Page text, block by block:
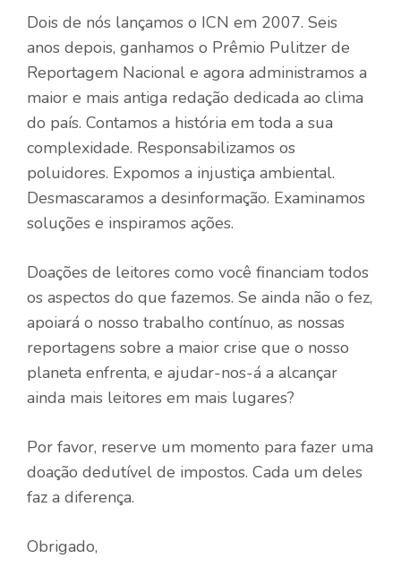
Dois de nós lançamos o ICN em 2007. Seis
anos depois, ganhamos o Prêmio Pulitzer de
Reportagem Nacional e agora administramos a
maior e mais antiga redação dedicada ao clima
do país. Contamos a história em toda a sua
complexidade. Responsabilizamos os
poluidores. Expomos a injustiça ambiental.
Desmascaramos a desinformação. Examinamos
soluções e inspiramos ações.
Doações de leitores como você financiam todos
os aspectos do que fazemos. Se ainda não o fez,
apoiará o nosso trabalho contínuo, as nossas
reportagens sobre a maior crise que o nosso
planeta enfrenta, e ajudar-nos-á a alcançar
ainda mais leitores em mais lugares?
Por favor, reserve um momento para fazer uma
doação dedutível de impostos. Cada um deles
faz a diferença.
Obrigado,